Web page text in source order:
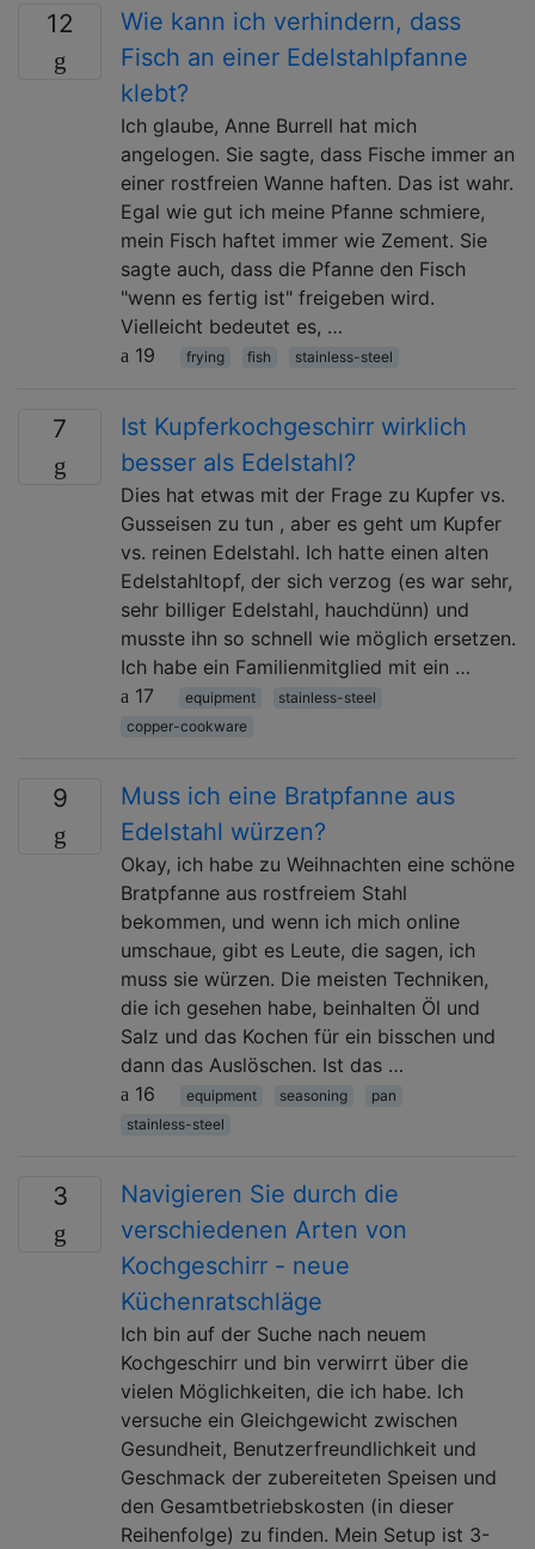
12
Wie kann ich verhindern, dass
Fisch an einer Edelstahlpfanne
klebt?
Ich glaube, Anne Burrell hat mich
angelogen. Sie sagte, dass Fische immer an
einer rostfreien Wanne haften. Das ist wahr.
Egal wie gut ich meine Pfanne schmiere,
mein Fisch haftet immer wie Zement. Sie
sagte auch, dass die Pfanne den Fisch
"wenn es fertig ist" freigeben wird.
Vielleicht bedeutet es, …
19
frying fish stainless-steel
7
Ist Kupferkochgeschirr wirklich
besser als Edelstahl?
Dies hat etwas mit der Frage zu Kupfer vs.
Gusseisen zu tun , aber es geht um Kupfer
vs. reinen Edelstahl. Ich hatte einen alten
Edelstahltopf, der sich verzog (es war sehr,
sehr billiger Edelstahl, hauchdünn) und
musste ihn so schnell wie möglich ersetzen.
Ich habe ein Familienmitglied mit ein …
17
equipment
stainless-steel
copper-cookware
9
Muss ich eine Bratpfanne aus
Edelstahl würzen?
Okay, ich habe zu Weihnachten eine schöne
Bratpfanne aus rostfreiem Stahl
bekommen, und wenn ich mich online
umschaue, gibt es Leute, die sagen, ich
muss sie würzen. Die meisten Techniken,
die ich gesehen habe, beinhalten Öl und
Salz und das Kochen für ein bisschen und
dann das Auslöschen. Ist das …
16
equipment seasoning
pan
stainless-steel
3
Navigieren Sie durch die
verschiedenen Arten von
Kochgeschirr - neue
Küchenratschläge
Ich bin auf der Suche nach neuem
Kochgeschirr und bin verwirrt über die
vielen Möglichkeiten, die ich habe. Ich
versuche ein Gleichgewicht zwischen
Gesundheit, Benutzerfreundlichkeit und
Geschmack der zubereiteten Speisen und
den Gesamtbetriebskosten (in dieser
Reihenfolge) zu finden. Mein Setup ist 3-